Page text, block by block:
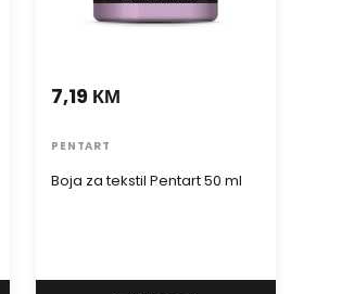
Boja za tekstil Pentart 50 ml
7,19 КМ
PENTART